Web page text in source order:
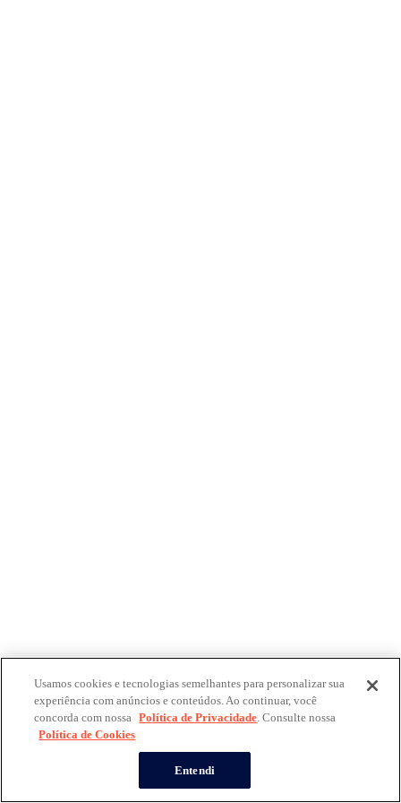
Usamos cookies e tecnologias semelhantes para personalizar sua
experiência com anúncios e conteúdos. Ao continuar, você
concorda com nossa Política de Privacidade. Consulte nossa
Política de Cookies
Entendi